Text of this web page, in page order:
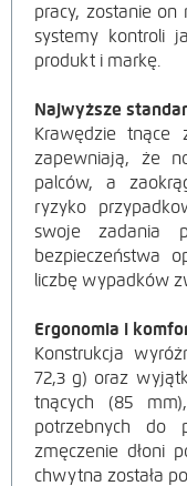
pracy, zostanie
systemy kontroli
produkt i markę.
Najwyższe
Krawędzie tnące
zapewniają, że
palców, a
ryzyko
swoje zadania
bezpieczeństwa
liczbę wypadków
Ergonomia i
Konstrukcja
72,3 g) oraz
tnących (85
potrzebnych do
zmęczenie dłoni
chwytna została